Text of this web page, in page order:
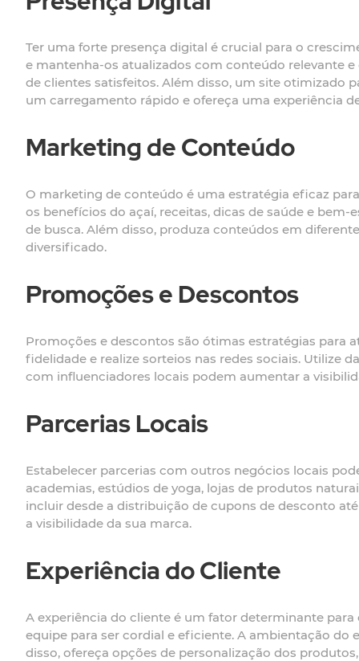
Ter uma forte presença digital é crucial para o
e mantenha-os atualizados com conteúdo relevante
de clientes satisfeitos. Além disso, um site otimizado
um carregamento rápido e ofereça uma experiência
Marketing de Conteúdo
O marketing de conteúdo é uma estratégia eficaz
os benefícios do açaí, receitas, dicas de saúde e
de busca. Além disso, produza conteúdos em
diversificado.
Promoções e Descontos
Promoções e descontos são ótimas estratégias para
fidelidade e realize sorteios nas redes sociais. Utilize
com influenciadores locais podem aumentar a
Parcerias Locais
Estabelecer parcerias com outros negócios locais
academias, estúdios de yoga, lojas de produtos
incluir desde a distribuição de cupons de desconto
a visibilidade da sua marca.
Experiência do Cliente
A experiência do cliente é um fator determinante
equipe para ser cordial e eficiente. A ambientação
disso, ofereça opções de personalização dos